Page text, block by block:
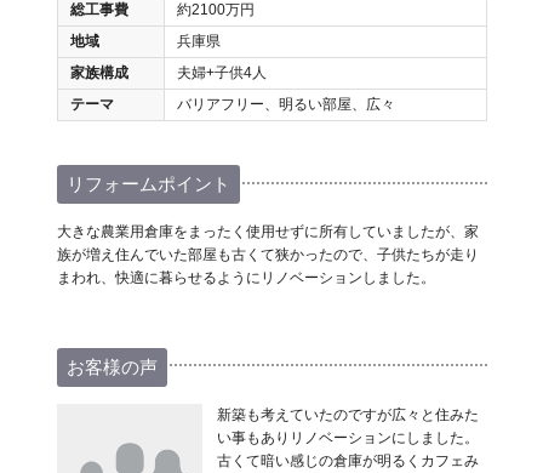
総工事費
約2100万円
地域
兵庫県
家族構成
夫婦+子供4人
テーマ
バリアフリー、明るい部屋、広々
リフォームポイント
大きな農業用倉庫をまったく使用せずに所有していましたが、家
族が増え住んでいた部屋も古くて狭かったので、子供たちが走り
まわれ、快適に暮らせるようにリノベーションしました。
お客様の声
新築も考えていたのですが広々と住みた
い事もありリノベーションにしました。
古くて暗い感じの倉庫が明るくカフェみ